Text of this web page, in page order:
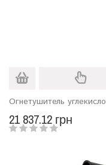
Огнетушитель
21 837.12 грн